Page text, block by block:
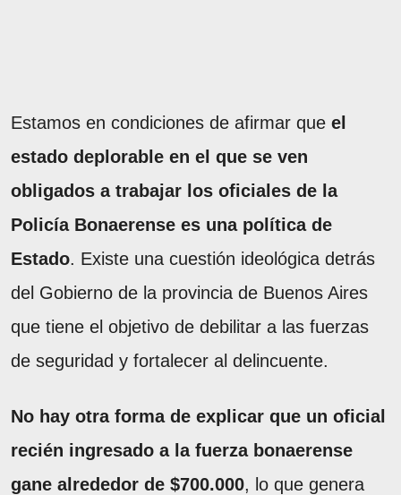
Estamos en condiciones de afirmar que el
estado deplorable en el que se ven
obligados a trabajar los oficiales de la
Policía Bonaerense es una política de
Estado. Existe una cuestión ideológica detrás
del Gobierno de la provincia de Buenos Aires
que tiene el objetivo de debilitar a las fuerzas
de seguridad y fortalecer al delincuente.
No hay otra forma de explicar que un oficial
recién ingresado a la fuerza bonaerense
gane alrededor de $700.000, lo que genera